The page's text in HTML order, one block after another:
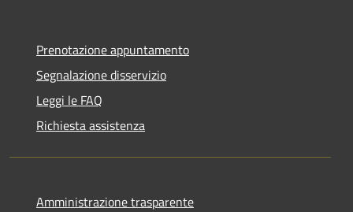
Prenotazione appuntamento
Segnalazione disservizio
Leggi le FAQ
Richiesta assistenza
Amministrazione trasparente